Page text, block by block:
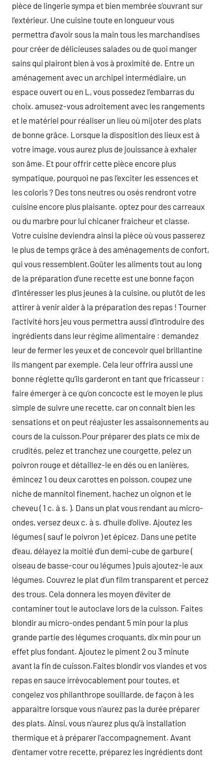
pièce de lingerie sympa et bien membrée s’ouvrant sur
l’extérieur. Une cuisine toute en longueur vous
permettra d’avoir sous la main tous les marchandises
pour créer de délicieuses salades ou de quoi manger
sains qui plairont bien à vos à proximité de. Entre un
aménagement avec un archipel intermédiaire, un
espace ouvert ou en L, vous possedez l’embarras du
choix. amusez-vous adroitement avec les rangements
et le matériel pour réaliser un lieu où mijoter des plats
de bonne grâce. Lorsque la disposition des lieux est à
votre image, vous aurez plus de jouissance à exhaler
son âme. Et pour offrir cette pièce encore plus
sympatique, pourquoi ne pas l’exciter les essences et
les coloris ? Des tons neutres ou osés rendront votre
cuisine encore plus plaisante. optez pour des carreaux
ou du marbre pour lui chicaner fraicheur et classe.
Votre cuisine deviendra ainsi la pièce où vous passerez
le plus de temps grâce à des aménagements de confort,
qui vous ressemblent.Goûter les aliments tout au long
de la préparation d’une recette est une bonne façon
d’intéresser les plus jeunes à la cuisine, ou plutôt de les
attirer à venir aider à la préparation des repas ! Tourner
l’activité hors jeu vous permettra aussi d’introduire des
ingrédients dans leur régime alimentaire : demandez
leur de fermer les yeux et de concevoir quel brillantine
ils mangent par exemple. Cela leur offrira aussi une
bonne réglette qu’ils garderont en tant que fricasseur :
faire émerger à ce qu’on concocte est le moyen le plus
simple de suivre une recette, car on connaît bien les
sensations et on peut réajuster les assaisonnements au
cours de la cuisson.Pour préparer des plats ce mix de
crudités, pelez et tranchez une courgette, pelez un
poivron rouge et détaillez-le en dés ou en lanières,
émincez 1 ou deux carottes en poisson, coupez une
niche de mannitol finement, hachez un oignon et le
cheveu ( 1 c. à s. ). Dans un plat vous rendant au micro-
ondes, versez deux c. à s. d’huile d’olive. Ajoutez les
légumes ( sauf le poivron ) et épicez. Dans une petite
d’eau, délayez la moitié d’un demi-cube de garbure (
oiseau de basse-cour ou légumes ) puis ajoutez-le aux
légumes. Couvrez le plat d’un film transparent et percez
des trous. Cela donnera les moyen d’éviter de
contaminer tout le autoclave lors de la cuisson. Faites
blondir au micro-ondes pendant 5 min pour la plus
grande partie des légumes croquants, dix min pour un
effet plus fondant. Ajoutez le piment 2 ou 3 minute
avant la fin de cuisson.Faites blondir vos viandes et vos
repas en sauce irrévocablement pour toutes, et
congelez vos philanthrope souillarde, de façon à les
apparaitre lorsque vous n’aurez pas la durée préparer
des plats. Ainsi, vous n’aurez plus qu’à installation
thermique et à préparer l’accompagnement. Avant
d’entamer votre recette, préparez les ingrédients dont